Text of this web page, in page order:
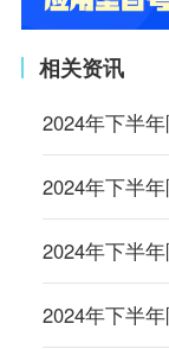
相关资讯
2024年下半
2024年下半
2024年下半
2024年下半